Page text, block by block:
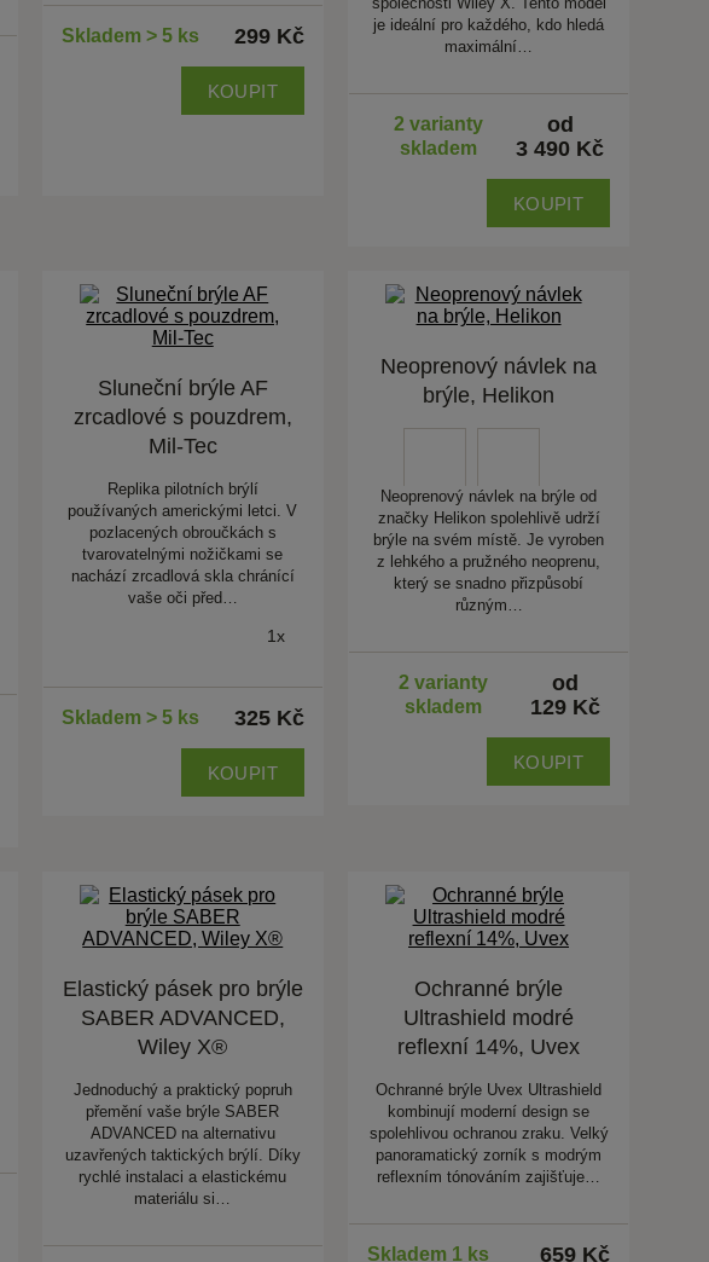
Skladem > 5 ks 299 Kč
KOUPIT
je ideální pro každého, kdo hledá
maximální…
2 varianty
skladem
od
3 490 Kč
KOUPIT
Sluneční brýle AF
zrcadlové s pouzdrem,
Mil-Tec
Replika pilotních brýlí
používaných americkými letci. V
pozlacených obroučkách s
tvarovatelnými nožičkami se
nachází zrcadlová skla chránící
vaše oči před…
1x
Skladem > 5 ks 325 Kč
KOUPIT
Neoprenový návlek na
brýle, Helikon
Neoprenový návlek na brýle od
značky Helikon spolehlivě udrží
brýle na svém místě. Je vyroben
z lehkého a pružného neoprenu,
který se snadno přizpůsobí
různým…
2 varianty
skladem
od
129 Kč
KOUPIT
Elastický pásek pro brýle
SABER ADVANCED,
Wiley X®
Jednoduchý a praktický popruh
přemění vaše brýle SABER
ADVANCED na alternativu
uzavřených taktických brýlí. Díky
rychlé instalaci a elastickému
materiálu si…
Ochranné brýle
Ultrashield modré
reflexní 14%, Uvex
Ochranné brýle Uvex Ultrashield
kombinují moderní design se
spolehlivou ochranou zraku. Velký
panoramatický zorník s modrým
reflexním tónováním zajišťuje…
Skladem 1 ks 659 Kč